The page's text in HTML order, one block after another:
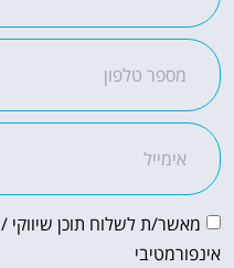
מאשר/ת לשלוח תוכן שיווקי /
אינפורמטיבי